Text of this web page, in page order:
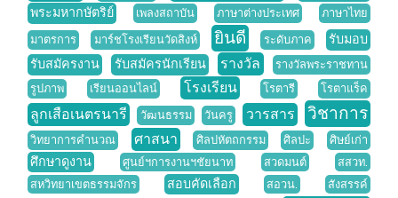
พระมหากษัตริย์
เพลงสถาบัน ภาษาต่างประเทศ
ภาษาไทย
มาตรการ
มาร์ชโรงเรียนวัดสิงห์ ยินดี ระดับภาค
รับมอบ
รับสมัครงาน
รับสมัครนักเรียน รางวัล
รางวัลพระราชทาน
รูปภาพ
เรียนออนไลน์ โรงเรียน โรตารี โรตาแร็ค
ลูกเสือเนตรนารี วัฒนธรรม วันครู วารสาร วิชาการ
วิทยาการคำนวณ ศาสนา ศิลปหัตถกรรม ศิลปะ ศิษย์เก่า
ศึกษาดูงาน ศูนย์ฯการงานฯชัยนาท สวดมนต์
สสวท.
สหวิทยาเขตธรรมจักร
สอบคัดเลือก สอวน.
สังสรรค์